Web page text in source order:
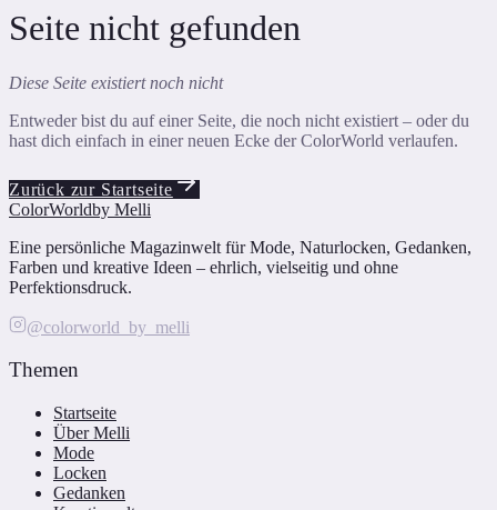
Seite nicht gefunden
Diese Seite existiert noch nicht
Entweder bist du auf einer Seite, die noch nicht existiert – oder du
hast dich einfach in einer neuen Ecke der ColorWorld verlaufen.
Zurück zur Startseite
ColorWorldby Melli
Eine persönliche Magazinwelt für Mode, Naturlocken, Gedanken,
Farben und kreative Ideen – ehrlich, vielseitig und ohne
Perfektionsdruck.
@colorworld_by_melli
Themen
Startseite
Über Melli
Mode
Locken
Gedanken